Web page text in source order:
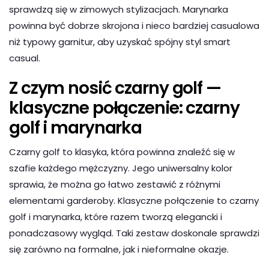
sprawdzą się w zimowych stylizacjach. Marynarka
powinna być dobrze skrojona i nieco bardziej casualowa
niż typowy garnitur, aby uzyskać spójny styl smart
casual.
Z czym nosić czarny golf —
klasyczne połączenie: czarny
golf i marynarka
Czarny golf to klasyka, która powinna znaleźć się w
szafie każdego mężczyzny. Jego uniwersalny kolor
sprawia, że można go łatwo zestawić z różnymi
elementami garderoby. Klasyczne połączenie to czarny
golf i marynarka, które razem tworzą elegancki i
ponadczasowy wygląd. Taki zestaw doskonale sprawdzi
się zarówno na formalne, jak i nieformalne okazje.